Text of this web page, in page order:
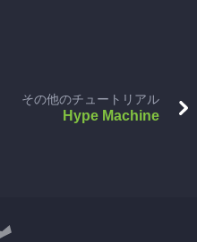
その他のチュートリアル
Hype Machine